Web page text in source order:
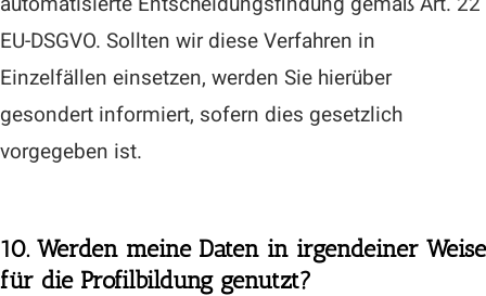
EU-DSGVO. Sollten wir diese Verfahren in
Einzelfällen einsetzen, werden Sie hierüber
gesondert informiert, sofern dies gesetzlich
vorgegeben ist.
10. Werden meine Daten in irgendeiner Weise
für die Profilbildung genutzt?